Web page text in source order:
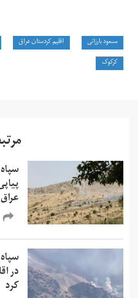
مسعود بارزانی اقلیم کردستان عراق
کرکوک
در
کرد